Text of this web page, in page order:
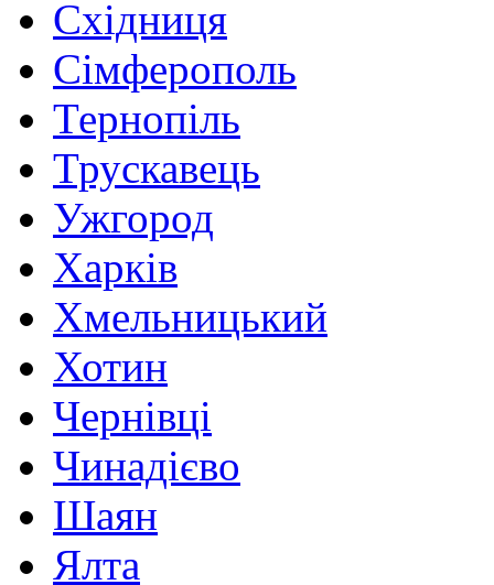
Східниця
Сімферополь
Тернопіль
Трускавець
Ужгород
Харків
Хмельницький
Хотин
Чернівці
Чинадієво
Шаян
Ялта